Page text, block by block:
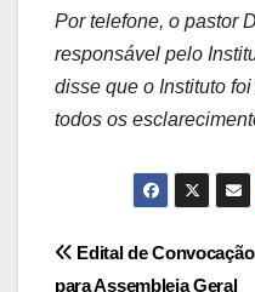
Por telefone, o pastor
responsável pelo
disse que o Instituto
todos os
Post
Edital de Convocação
para Assembleia Geral